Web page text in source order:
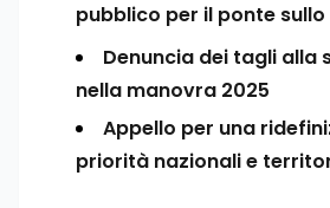
pubblico per il ponte
Denuncia dei tagli alla
nella manovra 2025
Appello per una
priorità nazionali e